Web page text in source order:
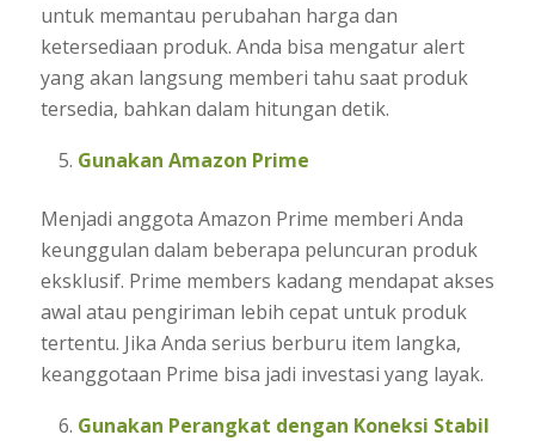
untuk memantau perubahan harga dan
ketersediaan produk. Anda bisa mengatur alert
yang akan langsung memberi tahu saat produk
tersedia, bahkan dalam hitungan detik.
Gunakan Amazon Prime
Menjadi anggota Amazon Prime memberi Anda
keunggulan dalam beberapa peluncuran produk
eksklusif. Prime members kadang mendapat akses
awal atau pengiriman lebih cepat untuk produk
tertentu. Jika Anda serius berburu item langka,
keanggotaan Prime bisa jadi investasi yang layak.
Gunakan Perangkat dengan Koneksi Stabil